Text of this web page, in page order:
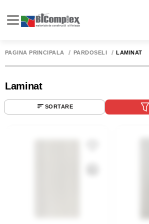
PAGINA PRINCIPALĂ PARDOSELI LAMINAT
Laminat
SORTARE